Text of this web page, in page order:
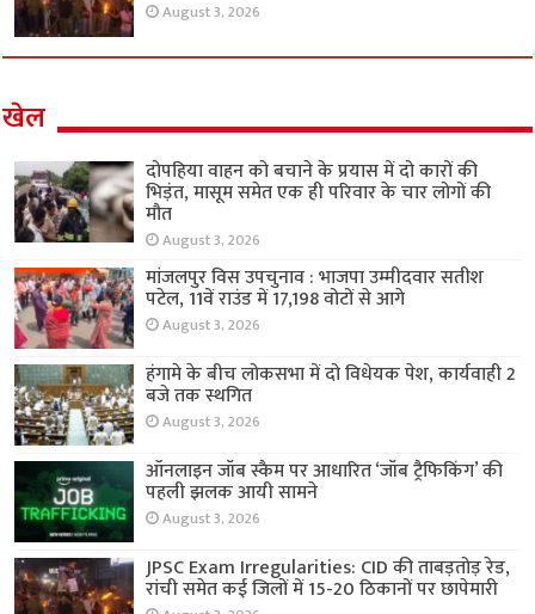
August 3, 2026
खेल
दोपहिया वाहन को बचाने के प्रयास में दो कारों की
भिड़ंत, मासूम समेत एक ही परिवार के चार लोगों की
मौत
August 3, 2026
मांजलपुर विस उपचुनाव : भाजपा उम्मीदवार सतीश
पटेल, 11वें राउंड में 17,198 वोटों से आगे
August 3, 2026
हंगामे के बीच लोकसभा में दो विधेयक पेश, कार्यवाही 2
बजे तक स्थगित
August 3, 2026
ऑनलाइन जॉब स्कैम पर आधारित ‘जॉब ट्रैफिकिंग’ की
पहली झलक आयी सामने
August 3, 2026
JPSC Exam Irregularities: CID की ताबड़तोड़ रेड,
रांची समेत कई जिलों में 15-20 ठिकानों पर छापेमारी